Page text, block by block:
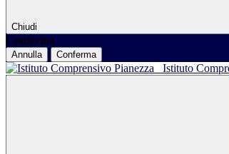
Chiudi
Conferma
Annulla Conferma
Istituto